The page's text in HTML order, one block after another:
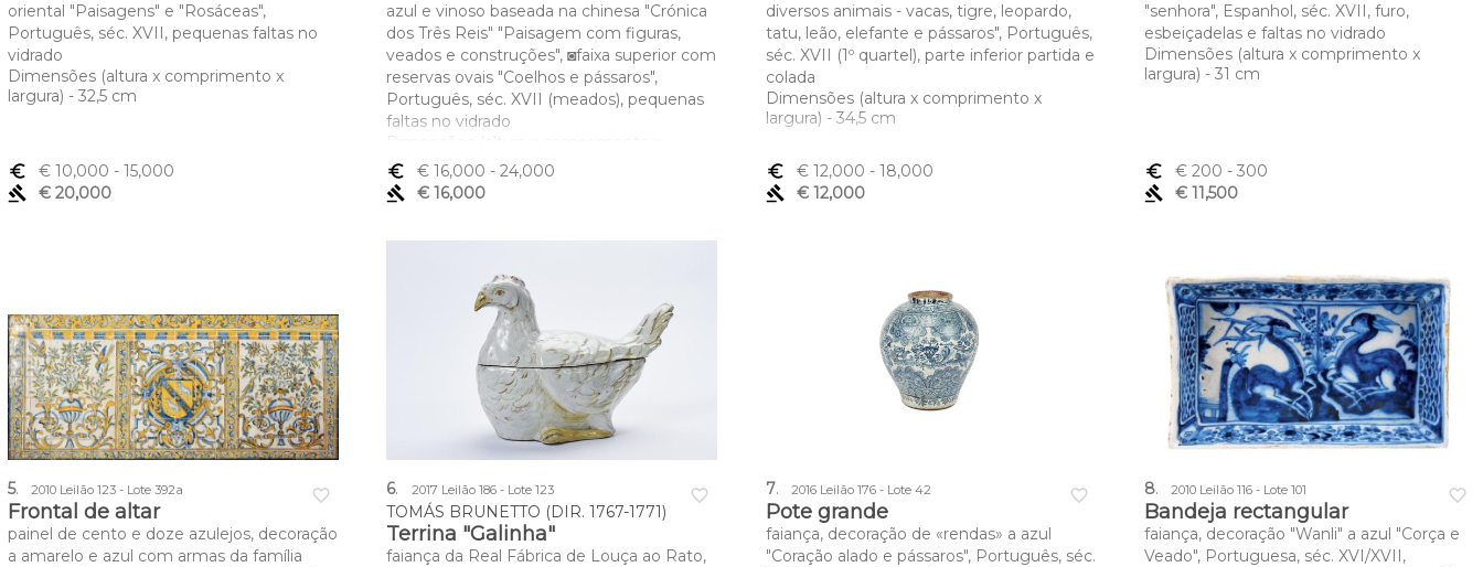
oriental "Paisagens" e "Rosáceas",
Português, séc. XVII, pequenas faltas no
vidrado
Dimensões (altura x comprimento x
largura) - 32,5 cm
euro_symbol € 10,000 - 15,000
gavel
€ 20,000
azul e vinoso baseada na chinesa "Crónica
dos Três Reis" "Paisagem com figuras,
veados e construções", ◙faixa superior com
reservas ovais "Coelhos e pássaros",
Português, séc. XVII (meados), pequenas
faltas no vidrado
Dimensões (altura x comprimento x
largura) - 36 cm
euro_symbol € 16,000 - 24,000
gavel
€ 16,000
diversos animais - vacas, tigre, leopardo,
tatu, leão, elefante e pássaros", Português,
séc. XVII (1º quartel), parte inferior partida e
colada
Dimensões (altura x comprimento x
largura) - 34,5 cm
euro_symbol € 12,000 - 18,000
gavel
€ 12,000
"senhora", Espanhol, séc. XVII, furo,
esbeiçadelas e faltas no vidrado
Dimensões (altura x comprimento x
largura) - 31 cm
euro_symbol € 200 - 300
gavel
€ 11,500
favorite_border
5. 2010 Leilão 123 - Lote 392a
Frontal de altar
painel de cento e doze azulejos, decoração
a amarelo e azul com armas da família
favorite_border
6. 2017 Leilão 186 - Lote 123
TOMÁS BRUNETTO (DIR. 1767-1771)
Terrina "Galinha"
faiança da Real Fábrica de Louça ao Rato,
favorite_border
7. 2016 Leilão 176 - Lote 42
Pote grande
faiança, decoração de «rendas» a azul
"Coração alado e pássaros", Português, séc.
favorite_border
8. 2010 Leilão 116 - Lote 101
Bandeja rectangular
faiança, decoração "Wanli" a azul "Corça e
Veado", Portuguesa, séc. XVI/XVII,